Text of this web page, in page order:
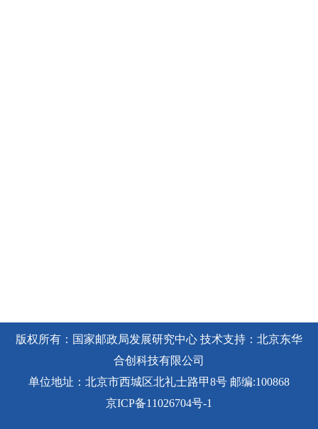
版权所有：国家邮政局发展研究中心 技术支持：北京东华
合创科技有限公司
单位地址：北京市西城区北礼士路甲8号 邮编:100868
京ICP备11026704号-1